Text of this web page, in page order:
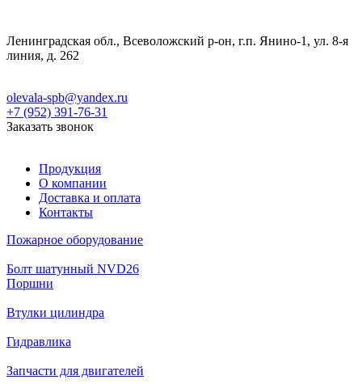
Ленинградская обл., Всеволожский р-он, г.п. Янино-1, ул. 8-я
линия, д. 262
olevala-spb@yandex.ru
+7 (952) 391-76-31
Заказать звонок
Продукция
О компании
Доставка и оплата
Контакты
Пожарное оборудование
Болт шатунный NVD26
Поршни
Втулки цилиндра
Гидравлика
Запчасти для двигателей